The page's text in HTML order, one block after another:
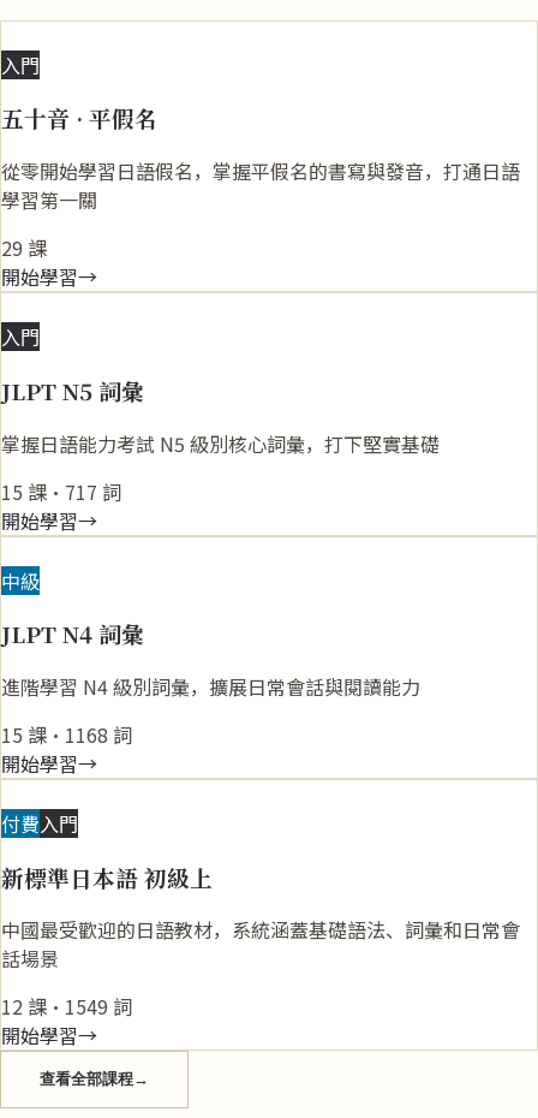
入門
五十音 · 平假名
從零開始學習日語假名，掌握平假名的書寫與發音，打通日語
學習第一關
29 課
開始學習→
入門
JLPT N5 詞彙
掌握日語能力考試 N5 級別核心詞彙，打下堅實基礎
15 課 · 717 詞
開始學習→
中級
JLPT N4 詞彙
進階學習 N4 級別詞彙，擴展日常會話與閱讀能力
15 課 · 1168 詞
開始學習→
付費入門
新標準日本語 初級上
中國最受歡迎的日語教材，系統涵蓋基礎語法、詞彙和日常會
話場景
12 課 · 1549 詞
開始學習→
查看全部課程→